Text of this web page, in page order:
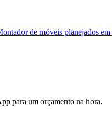
de móveis planejados em
para um orçamento na hora.